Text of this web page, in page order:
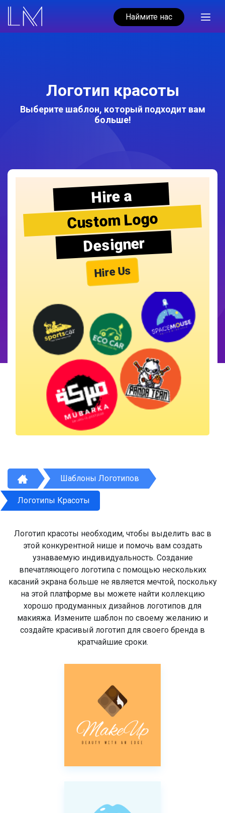
Наймите нас
Логотип красоты
Выберите шаблон, который подходит вам
больше!
Hire a
Custom Logo
Designer
Hire Us
Шаблоны Логотипов
Логотипы Красоты
Логотип красоты необходим, чтобы выделить вас в
этой конкурентной нише и помочь вам создать
узнаваемую индивидуальность. Создание
впечатляющего логотипа с помощью нескольких
касаний экрана больше не является мечтой, поскольку
на этой платформе вы можете найти коллекцию
хорошо продуманных дизайнов логотипов для
макияжа. Измените шаблон по своему желанию и
создайте красивый логотип для своего бренда в
кратчайшие сроки.